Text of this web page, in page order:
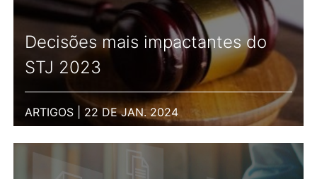
Decisões mais impactantes do
STJ 2023
ARTIGOS | 22 DE JAN. 2024